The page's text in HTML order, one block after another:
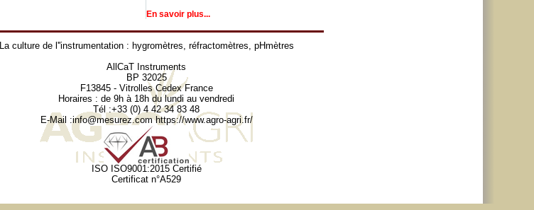
En savoir plus...
La culture de l''instrumentation : hygromètres, réfractomètres, pHmètres
AllCaT Instruments
BP 32025
F13845 - Vitrolles Cedex France
Horaires : de 9h à 18h du lundi au vendredi
Tél :+33 (0) 4 42 34 83 48
E-Mail :info@mesurez.com https://www.agro-agri.fr/
ISO ISO9001:2015 Certifié
Certificat n°A529